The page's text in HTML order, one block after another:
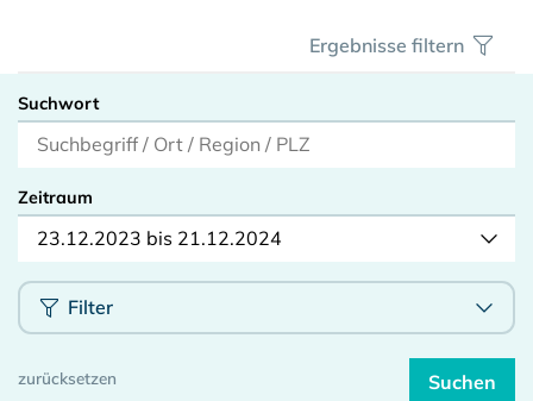
Ergebnisse filtern
Suchwort
Zeitraum
23.12.2023 bis 21.12.2024
Filter